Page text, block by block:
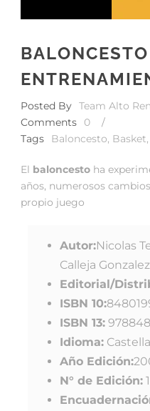
Posted By Team Alto
Comments
0
/
Tags
Baloncesto, Basket,
El baloncesto ha
años, numerosos
propio juego
Autor:Nicolas
Calleja Gonzalez
Editorial/
ISBN 10:
ISBN 13:
Idioma:
Año Edición:
N° de Edición: